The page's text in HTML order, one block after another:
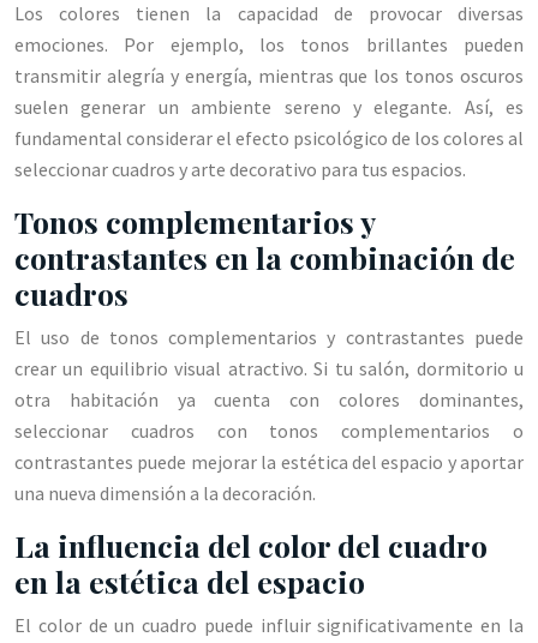
Los colores tienen la capacidad de provocar diversas
emociones. Por ejemplo, los tonos brillantes pueden
transmitir alegría y energía, mientras que los tonos oscuros
suelen generar un ambiente sereno y elegante. Así, es
fundamental considerar el efecto psicológico de los colores al
seleccionar cuadros y arte decorativo para tus espacios.
Tonos complementarios y
contrastantes en la combinación de
cuadros
El uso de tonos complementarios y contrastantes puede
crear un equilibrio visual atractivo. Si tu salón, dormitorio u
otra habitación ya cuenta con colores dominantes,
seleccionar cuadros con tonos complementarios o
contrastantes puede mejorar la estética del espacio y aportar
una nueva dimensión a la decoración.
La influencia del color del cuadro
en la estética del espacio
El color de un cuadro puede influir significativamente en la